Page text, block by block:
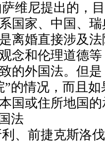
维尼提出的，
国家、中国、
离婚直接涉及
念和伦理道德
的外国法。但
的情况，而且
国或住所地国
法
、前捷克斯洛